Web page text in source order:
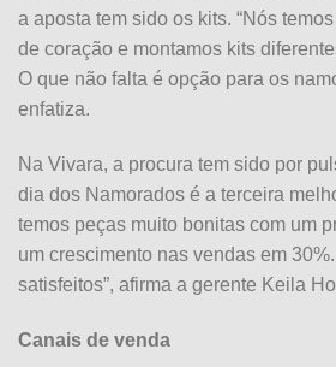
a aposta tem sido os kits. “Nós
de coração e montamos kits
O que não falta é opção para os
enfatiza.
Na Vivara, a procura tem sido por
dia dos Namorados é a terceira
temos peças muito bonitas com um
um crescimento nas vendas em
satisfeitos”, afirma a gerente Keila
Canais de venda